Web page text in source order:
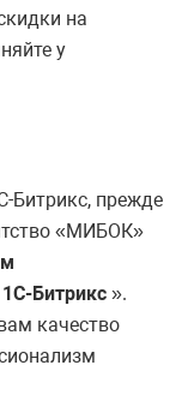
на
у
Битрикс, прежде
«МИБОК»
Битрикс ».
качество